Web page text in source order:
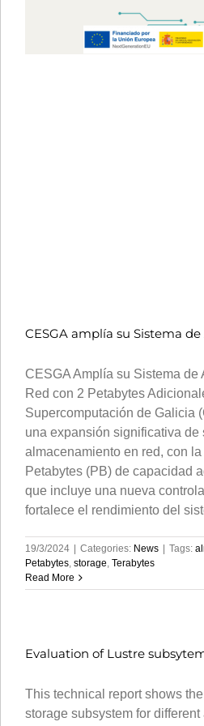
CESGA amplía su Sistema
CESGA Amplía su Sistema de
Red con 2 Petabytes
Supercomputación de Galicia
una expansión significativa de
almacenamiento en red, con
Petabytes (PB) de capacidad
que incluye una nueva
fortalece el rendimiento del
19/3/2024 | Categories: News | Tags:
Petabytes storage Terabytes
Read More
Evaluation of Lustre
This technical report shows
storage subsystem for